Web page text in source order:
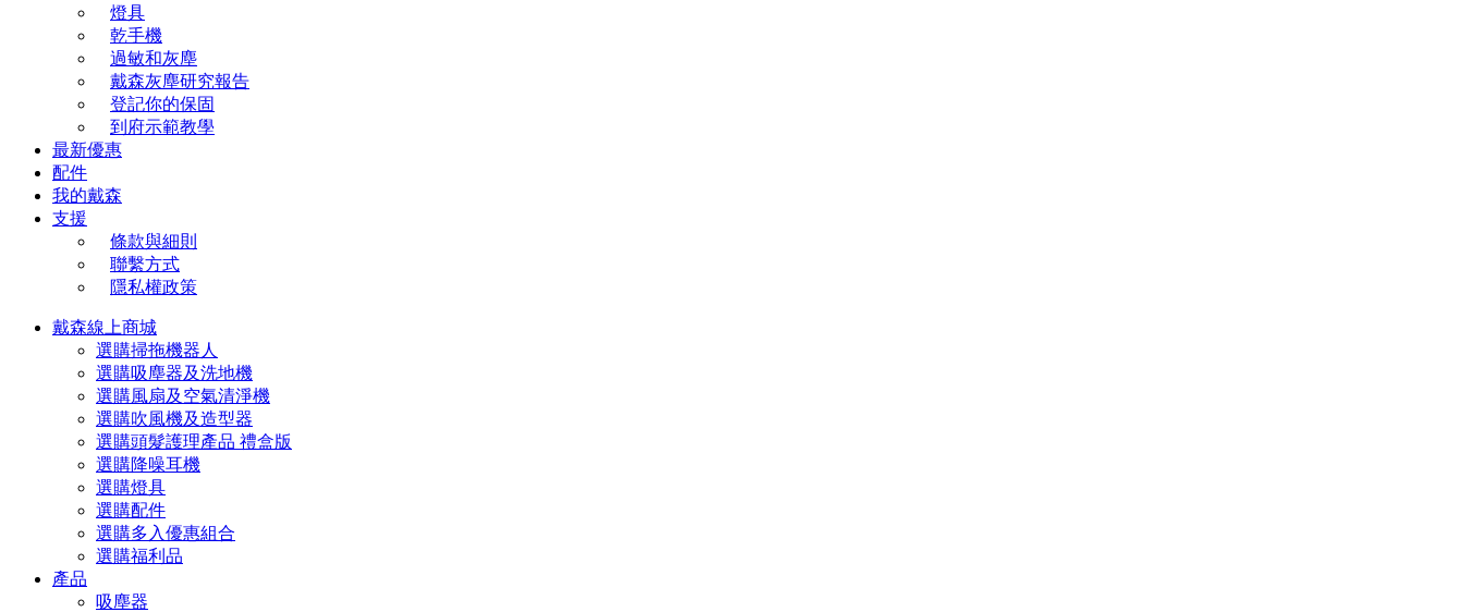
燈具
乾手機
過敏和灰塵
戴森灰塵研究報告
登記你的保固
到府示範教學
最新優惠
配件
我的戴森
支援
條款與細則
聯繫方式
隱私權政策
戴森線上商城
選購掃拖機器人
選購吸塵器及洗地機
選購風扇及空氣清淨機
選購吹風機及造型器
選購頭髮護理產品 禮盒版
選購降噪耳機
選購燈具
選購配件
選購多入優惠組合
選購福利品
產品
吸塵器